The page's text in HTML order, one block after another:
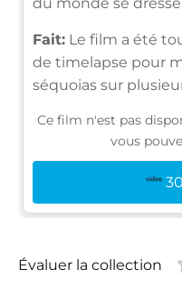
Fait: Le film a été
de timelapse pour
séquoias sur
Ce film n'est pas
vous
Évaluer la collection